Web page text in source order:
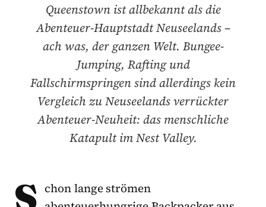
Queenstown ist allbekannt als die
Abenteuer-Hauptstadt Neuseelands –
ach was, der ganzen Welt. Bungee-
Jumping, Rafting und
Fallschirmspringen sind allerdings kein
Vergleich zu Neuseelands verrückter
Abenteuer-Neuheit: das menschliche
Katapult im Nest Valley.
S chon lange strömen